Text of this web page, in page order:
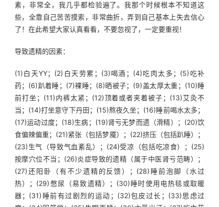
素，非常全，我几乎都检验遍了。我那个时候根本不知道这
些，全靠自己苦苦摸索，非常曲折，弄到自己基本上失去信心
了！在此希望大家认真看看，不要忽视了，一定要重视！
导致遗精的因素：
(1)白天YY；(2)白天劳累；(3)喝酒；(4)吃肉太多；(5)吃补
药；(6)趴着睡；(7)裸睡；(8)晒被子；(9)盖太厚太重；(10)睡
前打坐；(11)内裤太紧；(12)顶着或者夹着被子；(13)艾灸不
当；(14)打坐意守下丹田；(15)熬夜久坐；(16)睡前喝水太多；
(17)运动过度；(18)生病；(19)肾亏无梦而遗（滑精）；(20)饮
食偏辣偏重；(21)紧张（包括梦魇）；(22)挤压（包括趴睡）；
(23)生气（导致气血紊乱）；(24)受凉（包括吃凉食）；(25)
按摩穴位不当；(26)炎症导致的遗精（属于中医肾亏范畴）；
(27)还阳卧（有不少遗精的反馈）；(28)睡前泡脚（水过
热）；(29)憋尿（易致遗精）；(30)睡时使用电热毯或取暖
器；(31)睡前有过剧烈的运动；(32)包皮过长；(33)思虑过